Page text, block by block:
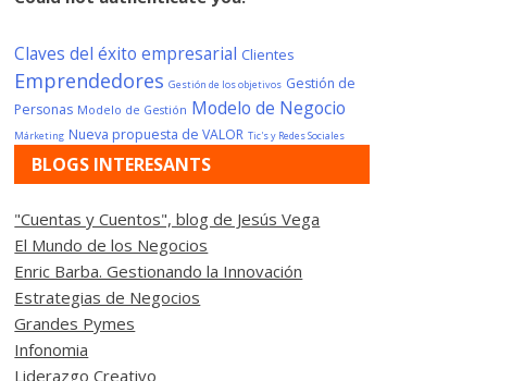
Claves del éxito empresarial Clientes
Emprendedores Gestión de los objetivos Gestión de
Personas Modelo de Gestión Modelo de Negocio
Márketing Nueva propuesta de VALOR Tic's y Redes Sociales
BLOGS INTERESANTS
"Cuentas y Cuentos", blog de Jesús Vega
El Mundo de los Negocios
Enric Barba. Gestionando la Innovación
Estrategias de Negocios
Grandes Pymes
Infonomia
Liderazgo Creativo